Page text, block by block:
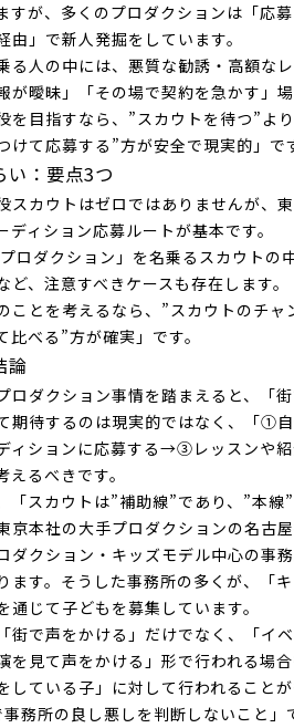
すが、多くのプロダクションは「応
由」で新人発掘をしています。
る人の中には、悪質な勧誘・高額な
が曖昧」「その場で契約を急かす」場
を目指すなら、”スカウトを待つ”よ
けて応募する”方が安全で現実的」で
い：要点3つ
スカウトはゼロではありませんが、
ディション応募ルートが基本です。
プロダクション」を名乗るスカウトの
ど、注意すべきケースも存在します。
ことを考えるなら、”スカウトのチ
比べる”方が確実」です。
論
ロダクション事情を踏まえると、「
期待するのは現実的ではなく、「①
ションに応募する→③レッスンや紹
えるべきです。
「スカウトは”補助線”であり、”本線
京本社の大手プロダクションの名古
ダクション・キッズモデル中心の事
ます。そうした事務所の多くが、「
通じて子どもを募集しています。
街で声をかける」だけでなく、「イ
を見て声をかける」形で行われる場
している子」に対して行われること
務所の良し悪しを判断しないこと